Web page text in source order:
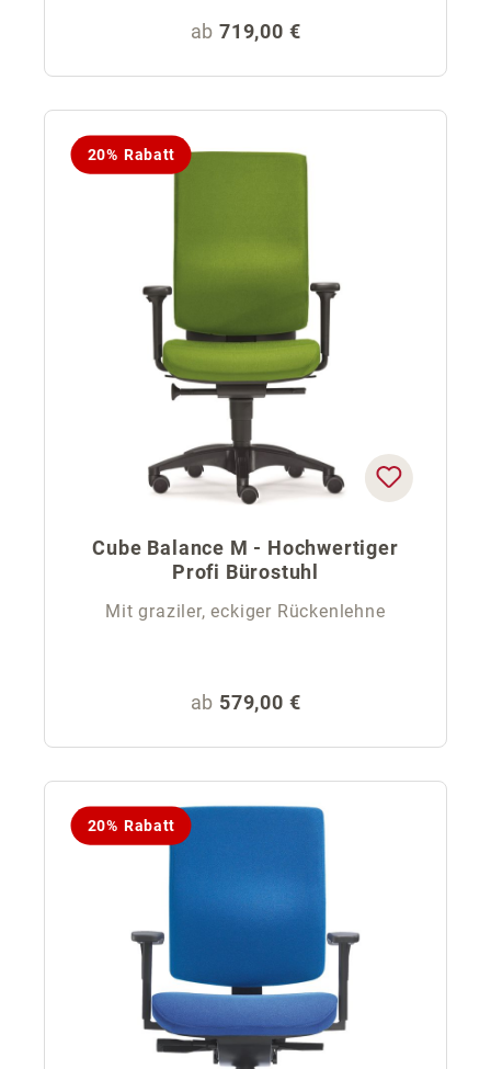
Regulärer Preis:
ab 719,00 €
20% Rabatt
Cube Balance M - Hochwertiger
Profi Bürostuhl
Mit graziler, eckiger Rückenlehne
Regulärer Preis:
ab 579,00 €
20% Rabatt